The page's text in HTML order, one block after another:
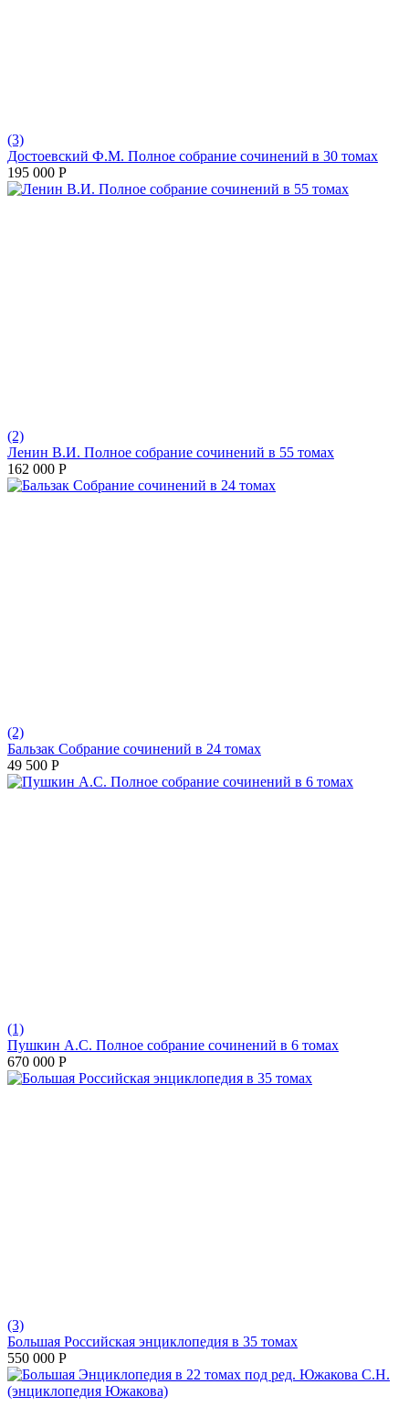
(3)
Достоевский Ф.М. Полное собрание сочинений в 30 томах
195 000 Р
(2)
Ленин В.И. Полное собрание сочинений в 55 томах
162 000 Р
(2)
Бальзак Собрание сочинений в 24 томах
49 500 Р
(1)
Пушкин А.С. Полное собрание сочинений в 6 томах
670 000 Р
(3)
Большая Российская энциклопедия в 35 томах
550 000 Р